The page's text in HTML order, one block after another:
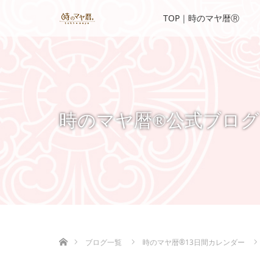
TOP｜時のマヤ暦Ⓡ
時のマヤ暦®公式ブログ
ブログ一覧
時のマヤ暦®13日間カレンダー